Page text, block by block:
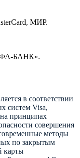
МИР.
БАНК».
в соответствии
систем Visa,
принципах
совершения
методы
по закрытым
карты